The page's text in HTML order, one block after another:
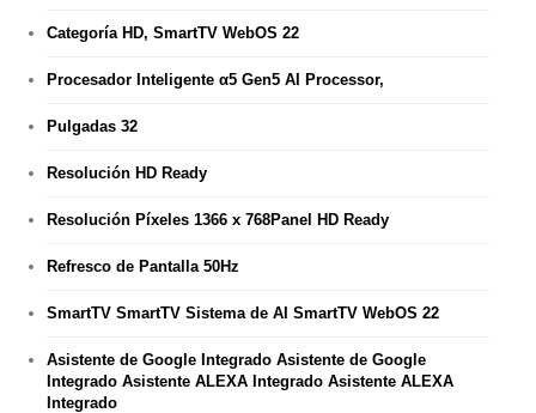
Categoría HD, SmartTV WebOS 22
Procesador Inteligente α5 Gen5 AI Processor,
Pulgadas 32
Resolución HD Ready
Resolución Píxeles 1366 x 768Panel HD Ready
Refresco de Pantalla 50Hz
SmartTV SmartTV Sistema de AI SmartTV WebOS 22
Asistente de Google Integrado Asistente de Google
Integrado Asistente ALEXA Integrado Asistente ALEXA
Integrado